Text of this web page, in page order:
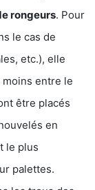
rongeurs. Pour
le cas de
etc.), elle
entre le
être placés
en
le plus
palettes.